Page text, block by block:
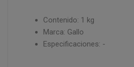
Contenido: 1 kg
Marca: Gallo
Especificaciones: -